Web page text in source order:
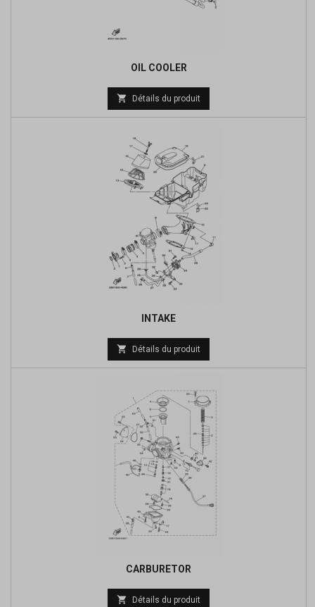
OIL COOLER
Prix
de
 Détails du produit
INTAKE
Prix
de
 Détails du produit
CARBURETOR
Prix
 Détails du produit